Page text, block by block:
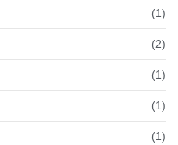
(1)
(2)
(1)
(1)
(1)